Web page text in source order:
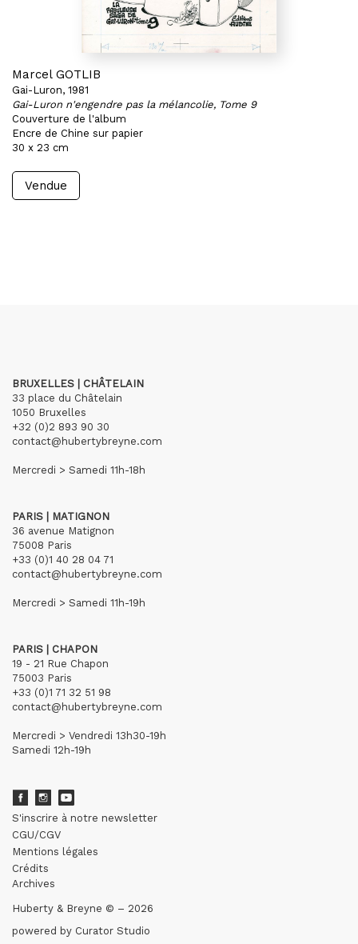
Marcel GOTLIB
Gai-Luron, 1981
Gai-Luron n'engendre pas la mélancolie, Tome 9
Couverture de l'album
Encre de Chine sur papier
30 x 23 cm
Vendue
BRUXELLES | CHÂTELAIN
33 place du Châtelain
1050 Bruxelles
+32 (0)2 893 90 30
contact@hubertybreyne.com
Mercredi > Samedi 11h-18h
PARIS | MATIGNON
36 avenue Matignon
75008 Paris
+33 (0)1 40 28 04 71
contact@hubertybreyne.com
Mercredi > Samedi 11h-19h
PARIS | CHAPON
19 - 21 Rue Chapon
75003 Paris
+33 (0)1 71 32 51 98
contact@hubertybreyne.com
Mercredi > Vendredi 13h30-19h
Samedi 12h-19h
S'inscrire à notre newsletter
CGU/CGV
Mentions légales
Crédits
Archives
Huberty & Breyne © – 2026
powered by Curator Studio